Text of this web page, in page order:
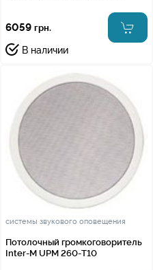
6059 грн.
В наличии
системы звукового оповещения
Потолочный громкоговоритель
Inter-M UPM 260-T10